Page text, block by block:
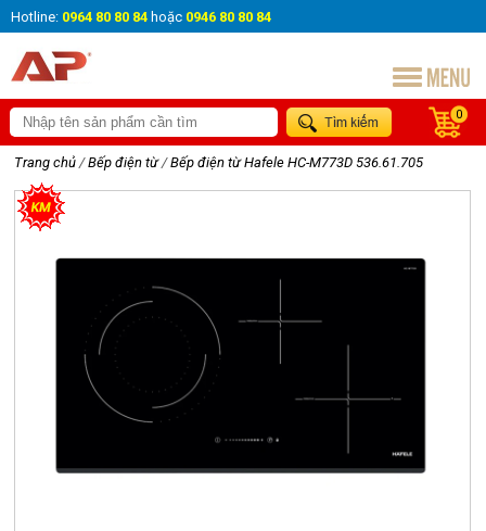
Hotline: 0964 80 80 84 hoặc 0946 80 80 84
0
Trang chủ / Bếp điện từ / Bếp điện từ Hafele HC-M773D 536.61.705